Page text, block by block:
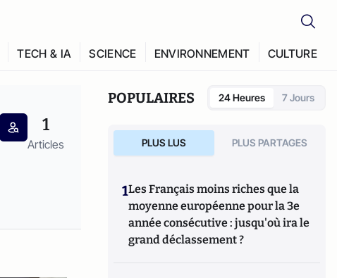
TECH & IA SCIENCE ENVIRONNEMENT CULTURE
1
Articles
POPULAIRES 24 Heures 7 Jours
PLUS LUS PLUS PARTAGES
1Les Français moins riches que la
moyenne européenne pour la 3e
année consécutive : jusqu'où ira le
grand déclassement ?